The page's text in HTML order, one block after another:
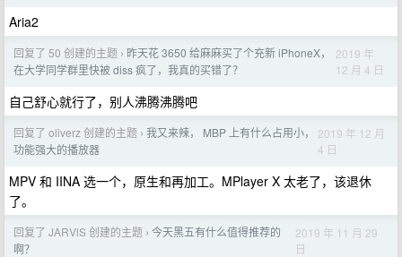
Aria2
回复了 50 创建的主题 › 昨天花 3650 给麻麻买了个充新 iPhoneX，
在大学同学群里快被 diss 疯了，我真的买错了？
2019 年
12 月 4 日
自己舒心就行了，别人沸腾沸腾吧
回复了 oliverz 创建的主题 › 我又来辣， MBP 上有什么占用小，
功能强大的播放器
2019 年 12 月
4 日
MPV 和 IINA 选一个，原生和再加工。MPlayer X 太老了，该退休
了。
回复了 JARVlS 创建的主题 › 今天黑五有什么值得推荐的
啊？
2019 年 11 月 29
日